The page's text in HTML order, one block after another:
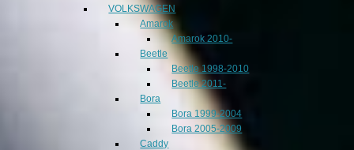
VOLKSWAGEN
Amarok
Amarok 2010-
Beetle
Beetle 1998-2010
Beetle 2011-
Bora
Bora 1999-2004
Bora 2005-2009
Caddy